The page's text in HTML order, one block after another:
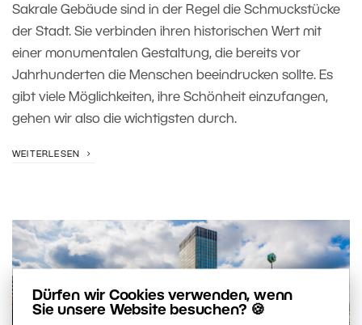
Dürfen wir Cookies verwenden, wenn
Sie unsere Website besuchen? 🍪
Sakrale Gebäude sind in der Regel die Schmuckstücke
der Stadt. Sie verbinden ihren historischen Wert mit
einer monumentalen Gestaltung, die bereits vor
Jahrhunderten die Menschen beeindrucken sollte. Es
gibt viele Möglichkeiten, ihre Schönheit einzufangen,
gehen wir also die wichtigsten durch.
WEITERLESEN